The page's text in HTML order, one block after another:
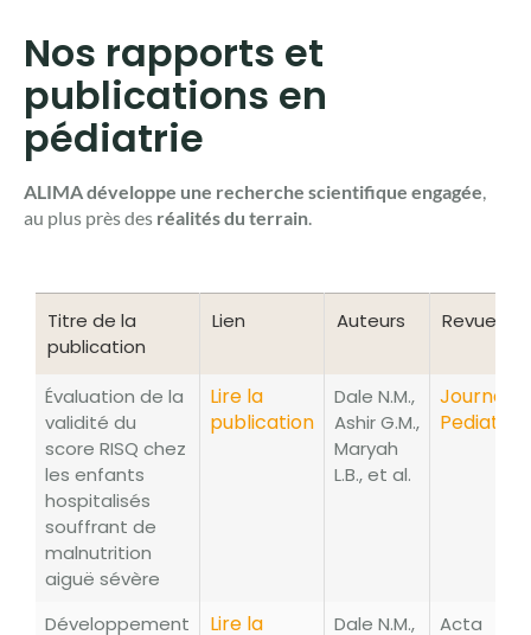
Nos rapports et
publications en
pédiatrie
ALIMA développe une recherche scientifique engagée,
au plus près des réalités du terrain.
Titre de la
publication
Lien Auteurs Revue
Titre de la
publication
Lien Auteurs Revue
Évaluation de la
validité du
score RISQ chez
les enfants
hospitalisés
souffrant de
malnutrition
aiguë sévère
Lire la
publication
Dale N.M.,
Ashir G.M.,
Maryah
L.B., et al.
Journal
Pediatrics
Développement
Lire la
Dale N.M.,
Acta